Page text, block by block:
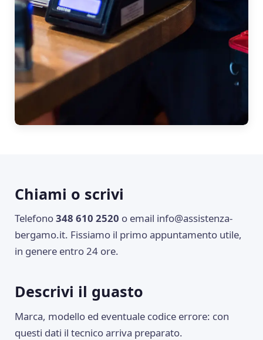
Chiami o scrivi
Telefono348 610 2520 o email info@assistenza-
bergamo.it. Fissiamo il primo appuntamento utile,
in genere entro 24 ore.
Descrivi il guasto
Marca, modello ed eventuale codice errore: con
questi dati il tecnico arriva preparato.